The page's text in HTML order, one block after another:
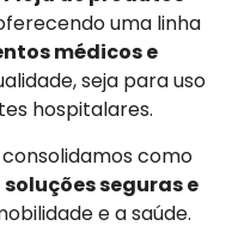
uma linha
médicos e
seja para uso
hospitalares.
como
soluções seguras e
e a saúde.